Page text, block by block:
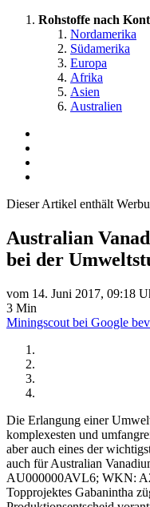
Rohstoffe nach
Nordamerika
Südamerika
Europa
Afrika
Asien
Australien
Dieser Artikel enthält
Australian
bei der
vom 14. Juni 2017, 09:18
3 Min
Miningscout bei Google
Die Erlangung einer
komplexesten und
aber auch eines der
auch für Australian
AU000000AVL6; WKN:
Topprojektes Gabanintha